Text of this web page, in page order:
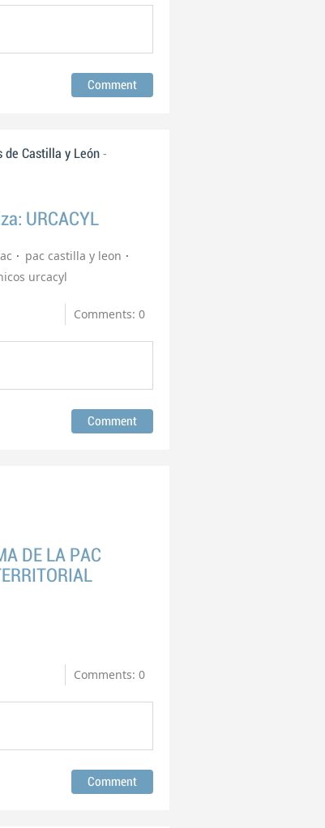
de Castilla y León -
URCACYL
pac castilla y leon
urcacyl
Comments: 0
DE LA PAC
Comments: 0